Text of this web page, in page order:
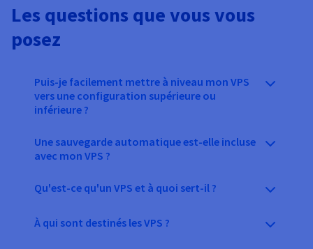
Les questions que vous vous
posez
Puis-je facilement mettre à niveau mon VPS
vers une configuration supérieure ou
inférieure ?
Une sauvegarde automatique est-elle incluse
avec mon VPS ?
Qu'est-ce qu'un VPS et à quoi sert-il ?
À qui sont destinés les VPS ?